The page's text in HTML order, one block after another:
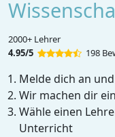
2000+ Lehrer
4.95/5
198
Melde dich an
Wir machen dir
Wähle einen
Unterricht